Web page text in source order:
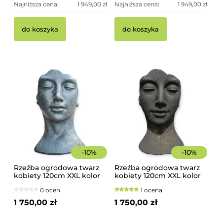
Najniższa cena: 1 949,00 zł
do koszyka
Najniższa cena: 1 949,00 zł
do koszyka
-10%
Rzeźba ogrodowa twarz
kobiety 120cm XXL kolor
- imponująca dekoracja
ogrodowa
0 ocen
1 750,00 zł
-10%
Rzeźba ogrodowa twarz
kobiety 120cm XXL kolor
betonowa - imponująca
dekoracja ogrodowa
1 ocena
1 750,00 zł